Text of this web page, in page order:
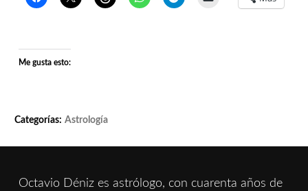
Me gusta esto:
Categorías: Astrología
Octavio Déniz es astrólogo, con cuarenta años de